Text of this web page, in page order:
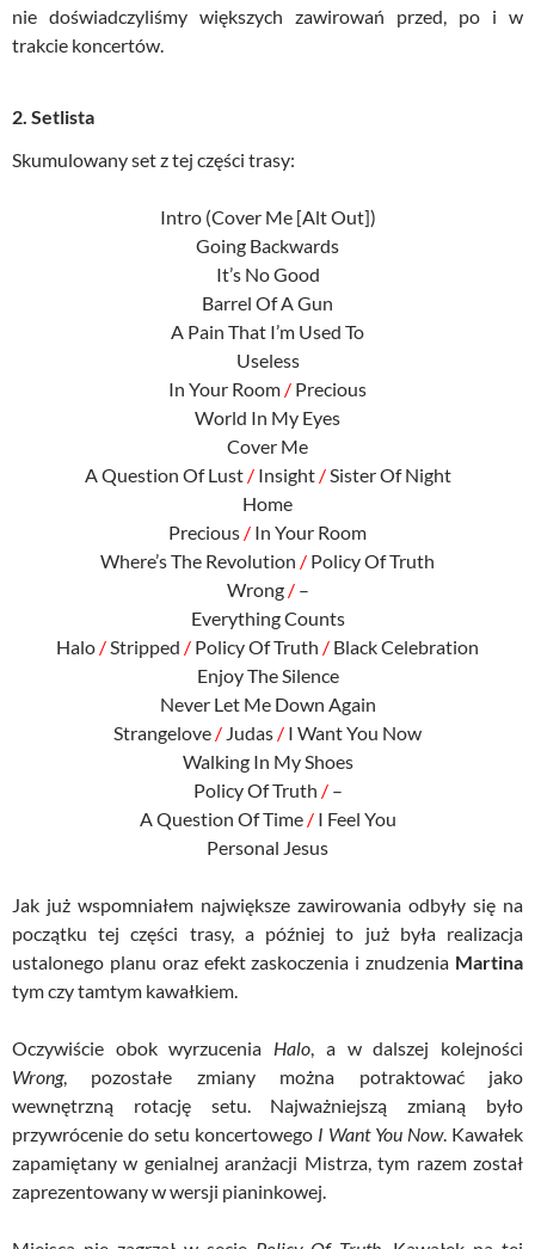
nie doświadczyliśmy większych zawirowań przed, po i w
trakcie koncertów.
2. Setlista
Skumulowany set z tej części trasy:
Intro (Cover Me [Alt Out])
Going Backwards
It’s No Good
Barrel Of A Gun
A Pain That I’m Used To
Useless
In Your Room / Precious
World In My Eyes
Cover Me
A Question Of Lust /Insight /Sister Of Night
Home
Precious / In Your Room
Where’s The Revolution / Policy Of Truth
Wrong /–
Everything Counts
Halo / Stripped / Policy Of Truth / Black Celebration
Enjoy The Silence
Never Let Me Down Again
Strangelove / Judas / I Want You Now
Walking In My Shoes
Policy Of Truth /–
A Question Of Time /I Feel You
Personal Jesus
Jak już wspomniałem największe zawirowania odbyły się na
początku tej części trasy, a później to już była realizacja
ustalonego planu oraz efekt zaskoczenia i znudzenia Martina
tym czy tamtym kawałkiem.
Oczywiście obok wyrzucenia Halo , a w dalszej kolejności
Wrong, pozostałe zmiany można potraktować jako
wewnętrzną rotację setu. Najważniejszą zmianą było
przywrócenie do setu koncertowego I Want You Now. Kawałek
zapamiętany w genialnej aranżacji Mistrza, tym razem został
zaprezentowany w wersji pianinkowej.